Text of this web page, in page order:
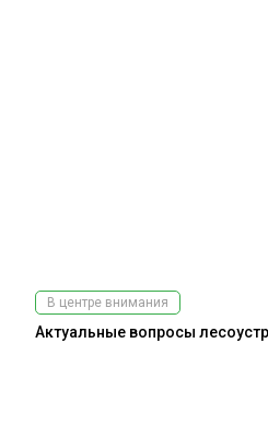
В центре внимания
Актуальные вопросы